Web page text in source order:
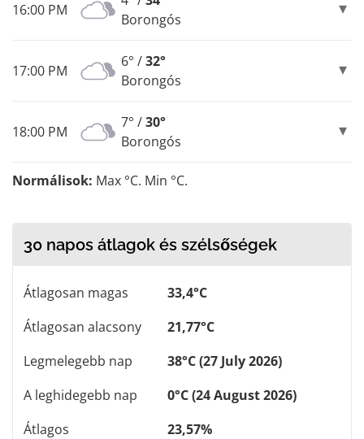
16:00 PM
Borongós
17:00 PM
6° /32°
Borongós
18:00 PM
7° /30°
Borongós
Normálisok: Max °C. Min °C.
30 napos átlagok és szélsőségek
Átlagosan magas
33,4°C
Átlagosan alacsony
21,77°C
Legmelegebb nap
38°C (27 July 2026)
A leghidegebb nap
0°C (24 August 2026)
Átlagos
23,57%